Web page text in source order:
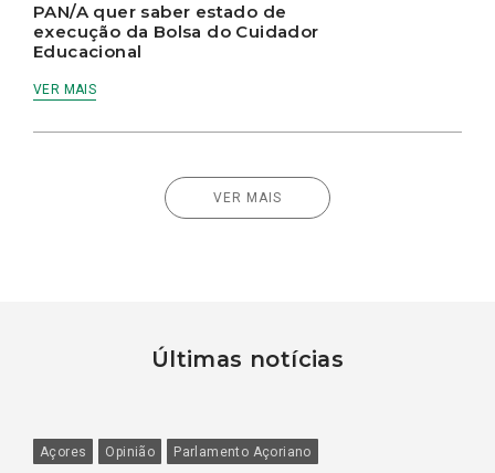
PAN/A quer saber estado de
execução da Bolsa do Cuidador
Educacional
VER MAIS
VER MAIS
Últimas notícias
Açores Opinião Parlamento Açoriano